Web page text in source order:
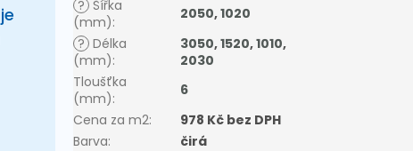
je
? Šířka
(mm): 2050,1020
? Délka
(mm):
3050,1520,1010,
2030
Tloušťka
(mm):
6
Cena za m2:
978 Kč bez DPH
Barva:
čirá